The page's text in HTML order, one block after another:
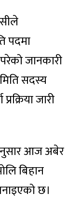
पदमा
जानकारी
सदस्य
जारी
आज अबेर
बिहान
छ।